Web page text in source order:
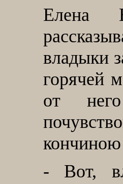
Елена
владыки
горячей
от
кончиною
- Вот,